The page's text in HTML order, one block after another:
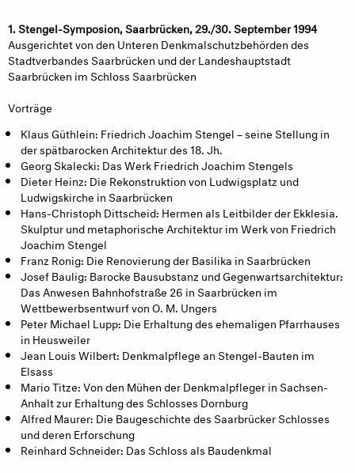
1. Stengel-Symposion, Saarbrücken, 29./30. September 1994
Ausgerichtet von den Unteren Denkmalschutzbehörden des
Stadtverbandes Saarbrücken und der Landeshauptstadt
Saarbrücken im Schloss Saarbrücken
Vorträge
Klaus Güthlein: Friedrich Joachim Stengel – seine Stellung in
der spätbarocken Architektur des 18. Jh.
Georg Skalecki: Das Werk Friedrich Joachim Stengels
Dieter Heinz: Die Rekonstruktion von Ludwigsplatz und
Ludwigskirche in Saarbrücken
Hans-Christoph Dittscheid: Hermen als Leitbilder der Ekklesia.
Skulptur und metaphorische Architektur im Werk von Friedrich
Joachim Stengel
Franz Ronig: Die Renovierung der Basilika in Saarbrücken
Josef Baulig: Barocke Bausubstanz und Gegenwartsarchitektur:
Das Anwesen Bahnhofstraße 26 in Saarbrücken im
Wettbewerbsentwurf von O. M. Ungers
Peter Michael Lupp: Die Erhaltung des ehemaligen Pfarrhauses
in Heusweiler
Jean Louis Wilbert: Denkmalpflege an Stengel-Bauten im
Elsass
Mario Titze: Von den Mühen der Denkmalpfleger in Sachsen-
Anhalt zur Erhaltung des Schlosses Dornburg
Alfred Maurer: Die Baugeschichte des Saarbrücker Schlosses
und deren Erforschung
Reinhard Schneider: Das Schloss als Baudenkmal